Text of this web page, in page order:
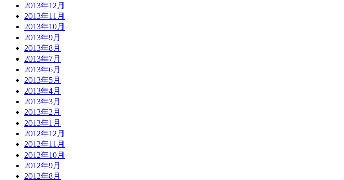
2013年12月
2013年11月
2013年10月
2013年9月
2013年8月
2013年7月
2013年6月
2013年5月
2013年4月
2013年3月
2013年2月
2013年1月
2012年12月
2012年11月
2012年10月
2012年9月
2012年8月